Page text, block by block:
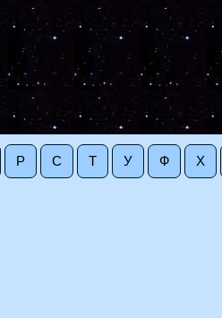
Р С Т У Ф Х